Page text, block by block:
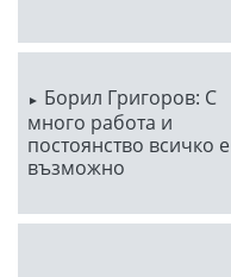
Борил Григоров: С
много работа и
постоянство всичко е
възможно